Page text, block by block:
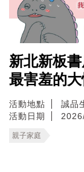
新北新板
最害羞的大
活動地點
誠品
活動日期
親子家庭